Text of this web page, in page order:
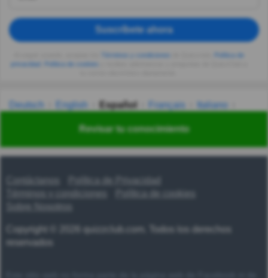
Revisar tu conocimiento
Suscríbete ahora
privacidad
Deutsch English Español Français
Italiano
Українська हिन्दी 한국어 汉语
Contáctanos
Política de Privacidad
Términos y condiciones
Copyright © 2026 quizzclub.com. Todos los derechos
reservados